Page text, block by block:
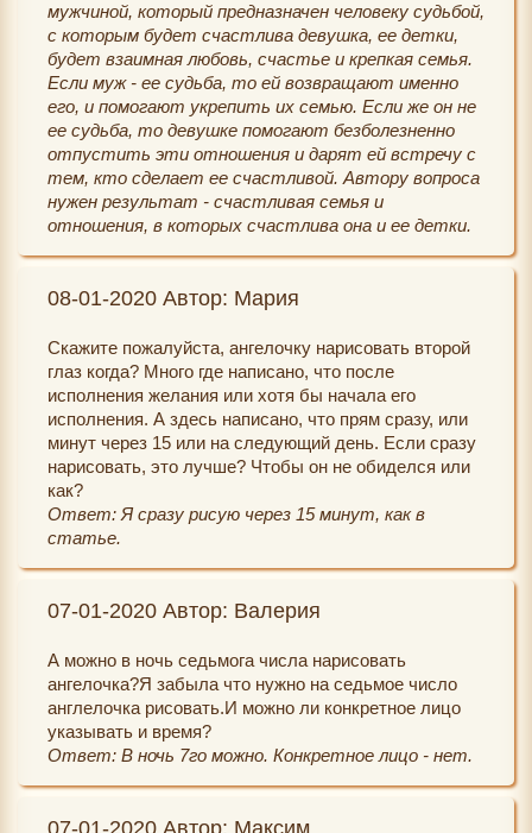
мужчиной, который предназначен человеку судьбой,
с которым будет счастлива девушка, ее детки,
будет взаимная любовь, счастье и крепкая семья.
Если муж - ее судьба, то ей возвращают именно
его, и помогают укрепить их семью. Если же он не
ее судьба, то девушке помогают безболезненно
отпустить эти отношения и дарят ей встречу с
тем, кто сделает ее счастливой. Автору вопроса
нужен результат - счастливая семья и
отношения, в которых счастлива она и ее детки.
08-01-2020 Автор: Мария
Скажите пожалуйста, ангелочку нарисовать второй
глаз когда? Много где написано, что после
исполнения желания или хотя бы начала его
исполнения. А здесь написано, что прям сразу, или
минут через 15 или на следующий день. Если сразу
нарисовать, это лучше? Чтобы он не обиделся или
как?
Ответ: Я сразу рисую через 15 минут, как в
статье.
07-01-2020 Автор: Валерия
А можно в ночь седьмога числа нарисовать
ангелочка?Я забыла что нужно на седьмое число
англелочка рисовать.И можно ли конкретное лицо
указывать и время?
Ответ: В ночь 7го можно. Конкретное лицо - нет.